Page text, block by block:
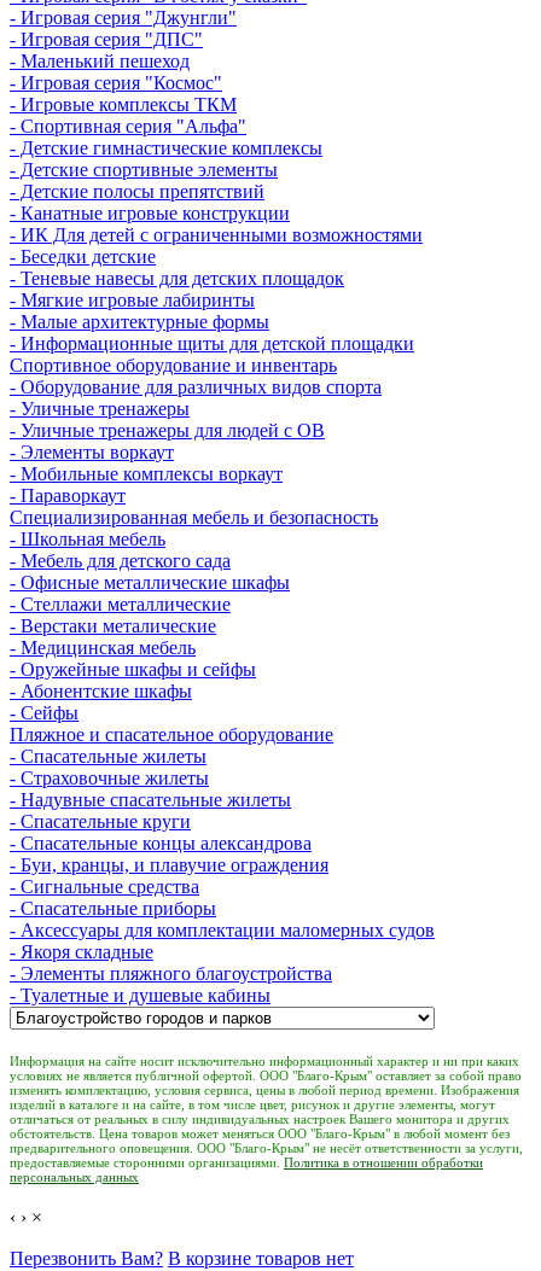
- Игровая серия "Джунгли"
- Игровая серия "ДПС"
- Маленький пешеход
- Игровая серия "Космос"
- Игровые комплексы ТКМ
- Спортивная серия "Альфа"
- Детские гимнастические комплексы
- Детские спортивные элементы
- Детские полосы препятствий
- Канатные игровые конструкции
- ИК Для детей с ограниченными возможностями
- Беседки детские
- Теневые навесы для детских площадок
- Мягкие игровые лабиринты
- Малые архитектурные формы
- Информационные щиты для детской площадки
Спортивное оборудование и инвентарь
- Оборудование для различных видов спорта
- Уличные тренажеры
- Уличные тренажеры для людей с ОВ
- Элементы воркаут
- Мобильные комплексы воркаут
- Параворкаут
Cпециализированная мебель и безопасность
- Школьная мебель
- Мебель для детского сада
- Офисные металлические шкафы
- Стеллажи металлические
- Верстаки металические
- Медицинская мебель
- Оружейные шкафы и сейфы
- Абонентские шкафы
- Сейфы
Пляжное и спасательное оборудование
- Спасательные жилеты
- Страховочные жилеты
- Надувные спасательные жилеты
- Спасательные круги
- Спасательные концы александрова
- Буи, кранцы, и плавучие ограждения
- Сигнальные средства
- Спасательные приборы
- Аксессуары для комплектации маломерных судов
- Якоря складные
- Элементы пляжного благоустройства
- Туалетные и душевые кабины
Информация на сайте носит исключительно информационный характер и ни при каких
условиях не является публичной офертой. ООО "Благо-Крым" оставляет за собой право
изменять комплектацию, условия сервиса, цены в любой период времени. Изображения
изделий в каталоге и на сайте, в том числе цвет, рисунок и другие элементы, могут
отличаться от реальных в силу индивидуальных настроек Вашего монитора и других
обстоятельств. Цена товаров может меняться ООО "Благо-Крым" в любой момент без
предварительного оповещения. ООО "Благо-Крым" не несёт ответственности за услуги,
предоставляемые сторонними организациями. Политика в отношении обработки
персональных данных
‹ › ×
Перезвонить Вам? В корзине товаров нет